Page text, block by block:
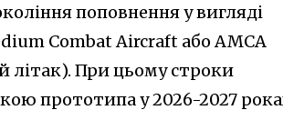
поповнення у вигляді
Combat Aircraft або AMCA
літак). При цьому строки
прототипа у 2026-2027